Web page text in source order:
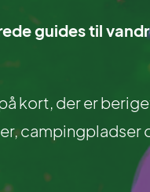
guides til
kort, der er
campingpladser